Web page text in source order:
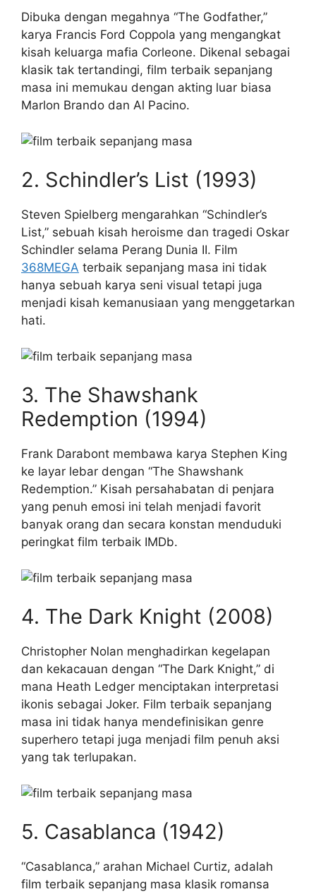
Dibuka dengan megahnya “The Godfather,”
karya Francis Ford Coppola yang mengangkat
kisah keluarga mafia Corleone. Dikenal sebagai
klasik tak tertandingi, film terbaik sepanjang
masa ini memukau dengan akting luar biasa
Marlon Brando dan Al Pacino.
2. Schindler’s List (1993)
Steven Spielberg mengarahkan “Schindler’s
List,” sebuah kisah heroisme dan tragedi Oskar
Schindler selama Perang Dunia II. Film
368MEGA terbaik sepanjang masa ini tidak
hanya sebuah karya seni visual tetapi juga
menjadi kisah kemanusiaan yang menggetarkan
hati.
3. The Shawshank
Redemption (1994)
Frank Darabont membawa karya Stephen King
ke layar lebar dengan “The Shawshank
Redemption.” Kisah persahabatan di penjara
yang penuh emosi ini telah menjadi favorit
banyak orang dan secara konstan menduduki
peringkat film terbaik IMDb.
4. The Dark Knight (2008)
Christopher Nolan menghadirkan kegelapan
dan kekacauan dengan “The Dark Knight,” di
mana Heath Ledger menciptakan interpretasi
ikonis sebagai Joker. Film terbaik sepanjang
masa ini tidak hanya mendefinisikan genre
superhero tetapi juga menjadi film penuh aksi
yang tak terlupakan.
5. Casablanca (1942)
“Casablanca,” arahan Michael Curtiz, adalah
film terbaik sepanjang masa klasik romansa